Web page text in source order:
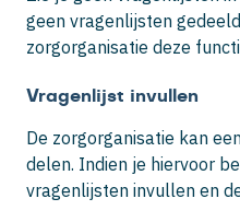
geen vragenlijsten
zorgorganisatie deze
Vragenlijst invullen
De zorgorganisatie kan
delen. Indien je hiervoor
vragenlijsten invullen en